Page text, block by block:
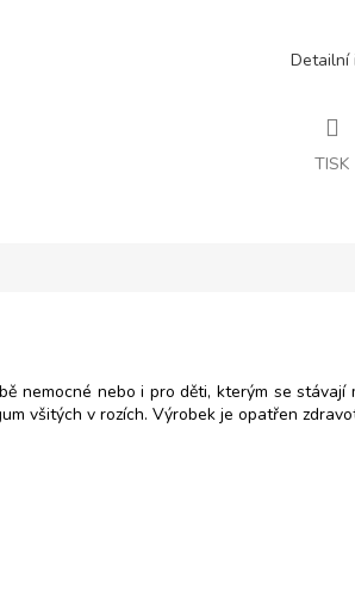
Detailní
TISK
nemocné nebo i pro děti, kterým se stávají
všitých v rozích. Výrobek je opatřen